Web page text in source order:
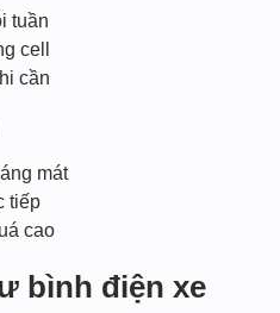
tuần
cell
cần
mát
tiếp
cao
bình điện xe